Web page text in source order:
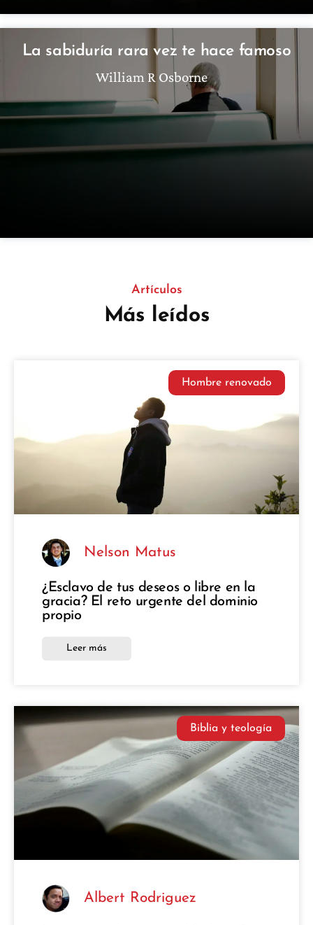
La sabiduría rara vez te hace famoso
William R Osborne
Artículos
Más leídos
Hombre renovado
Nelson Matus
¿Esclavo de tus deseos o libre en la
gracia? El reto urgente del dominio
propio
Leer más
Biblia y teología
Albert Rodriguez